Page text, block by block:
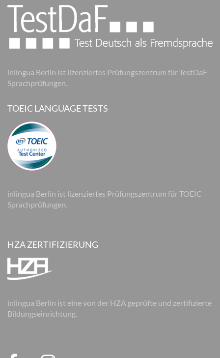
inlingua Berlin ist lizenziertes Prüfungszentrum für TestDaF
Sprachprüfungen.
TOEIC LANGUAGE TESTS
inlingua Berlin ist lizenziertes Prüfungszentrum für TOEIC
Sprachprüfungen.
HZA ZERTIFIZIERUNG
inlingua Berlin ist eine von der HZA geprüfte und zertifizierte
Bildungseinrichtung.